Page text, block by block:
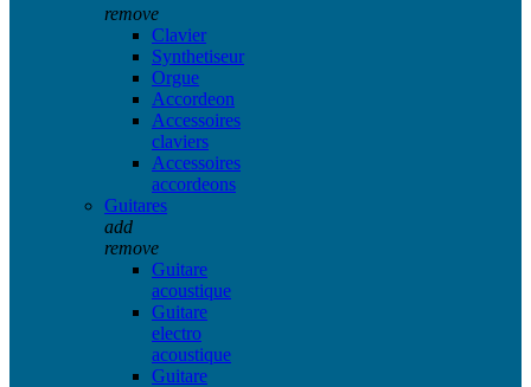
remove
Clavier
Synthetiseur
Orgue
Accordeon
Accessoires
claviers
Accessoires
accordeons
Guitares
add
remove
Guitare
acoustique
Guitare
electro
acoustique
Guitare